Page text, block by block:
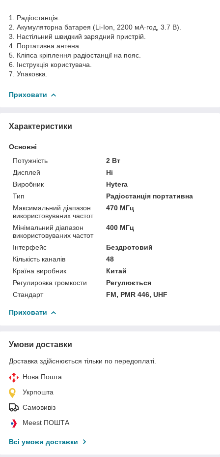
1. Радіостанція.
2. Акумуляторна батарея (Li-Ion, 2200 мА·год, 3.7 В).
3. Настільний швидкий зарядний пристрій.
4. Портативна антена.
5. Кліпса кріплення радіостанції на пояс.
6. Інструкція користувача.
7. Упаковка.
Приховати
Характеристики
Основні
Потужність
2 Вт
Дисплей
Ні
Виробник
Hytera
Тип
Радіостанція портативна
Максимальний діапазон
використовуваних частот
470 МГц
Мінімальний діапазон
використовуваних частот
400 МГц
Інтерфейс
Бездротовий
Кількість каналів
48
Країна виробник
Китай
Регулировка громкости
Регулюється
Стандарт
FM, PMR 446, UHF
Приховати
Умови доставки
Доставка здійснюється тільки по передоплаті.
Нова Пошта
Укрпошта
Самовивіз
Meest ПОШТА
Всі умови доставки